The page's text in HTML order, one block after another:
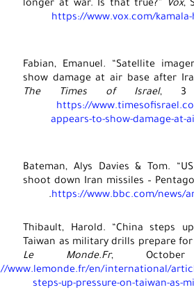
longer at war. Is that true?”
https://www.vox.com/
Fabian, Emanuel.“Satellite
show damage at air base
The Times of Israel
https://
appears-to-show-
Bateman, Alys Davies &
shoot down Iran missiles –
https://www.bbc.com/
.
Thibault, Harold. “China
Taiwan as military drills
Le Monde.Fr
,
https://www.lemonde.fr/en/
steps-up-pressure-on-